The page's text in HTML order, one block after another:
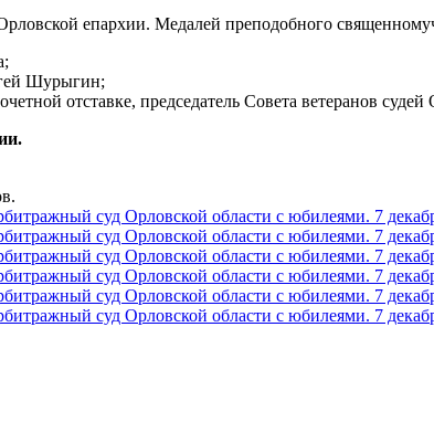
епархии. Медалей преподобного
Шурыгин;
отставке, председатель Совета ветеранов